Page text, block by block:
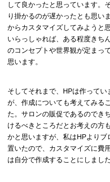
して良かったと思っています。
り掛かるのが遅かったとも思い
からカスタマイズしてみようと
いらっしゃれば、ある程度きち
のコンセプトや世界観が定まっ
思います。
そしてそれまで、HPは作ってい
が、作成についても考えてみる
た。サロンの販促であるのでき
けるべきところだとお考えの方
かと思いますが、私はHPよりブ
置いたので、カスタマイズに費
は自分で作成することにしました